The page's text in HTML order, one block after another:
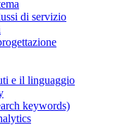
di servizio
e il linguaggio
keywords)